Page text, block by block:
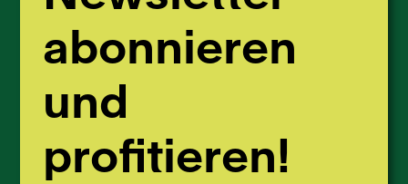
abonnieren
und
profitieren!